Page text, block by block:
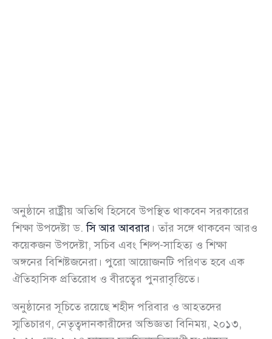
অনুষ্ঠানে রাষ্ট্রীয় অতিথি হিসেবে উপস্থিত থাকবেন সরকারের
শিক্ষা উপদেষ্টা ড.সি আর আবরার । তাঁর সঙ্গে থাকবেন আরও
কয়েকজন উপদেষ্টা, সচিব এবং শিল্প-সাহিত্য ও শিক্ষা
অঙ্গনের বিশিষ্টজনেরা। পুরো আয়োজনটি পরিণত হবে এক
ঐতিহাসিক প্রতিরোধ ও বীরত্বের পুনরাবৃত্তিতে।
অনুষ্ঠানের সূচিতে রয়েছে শহীদ পরিবার ও আহতদের
স্মৃতিচারণ, নেতৃত্বদানকারীদের অভিজ্ঞতা বিনিময়, ২০১৩,